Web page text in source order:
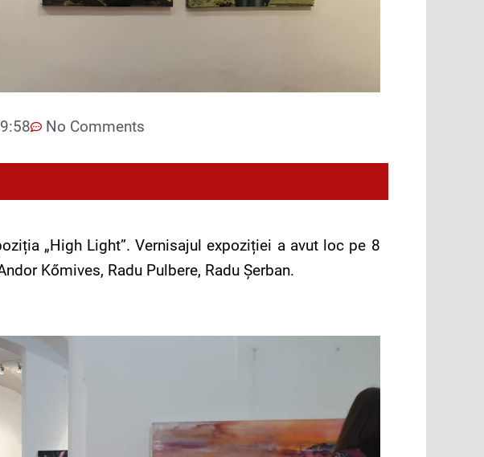
No Comments
„High Light”. Vernisajul expoziției a avut loc pe 8
Kőmives, Radu Pulbere, Radu Şerban.